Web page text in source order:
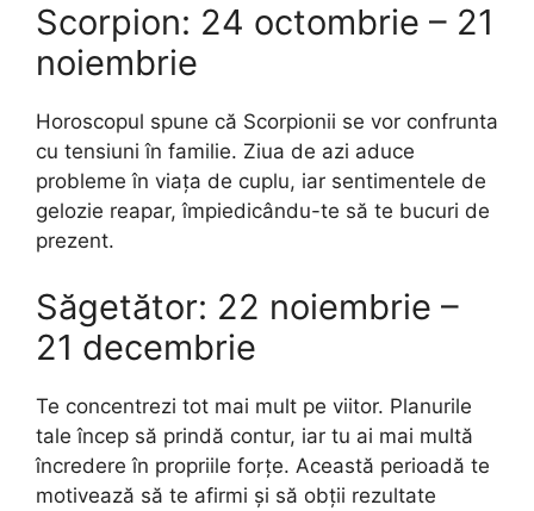
Scorpion: 24 octombrie – 21
noiembrie
Horoscopul spune că Scorpionii se vor confrunta
cu tensiuni în familie. Ziua de azi aduce
probleme în viața de cuplu, iar sentimentele de
gelozie reapar, împiedicându-te să te bucuri de
prezent.
Săgetător: 22 noiembrie –
21 decembrie
Te concentrezi tot mai mult pe viitor. Planurile
tale încep să prindă contur, iar tu ai mai multă
încredere în propriile forțe. Această perioadă te
motivează să te afirmi și să obții rezultate